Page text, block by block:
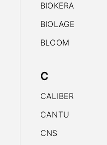
BIOKERA
BIOLAGE
BLOOM
C
CALIBER
CANTU
CNS